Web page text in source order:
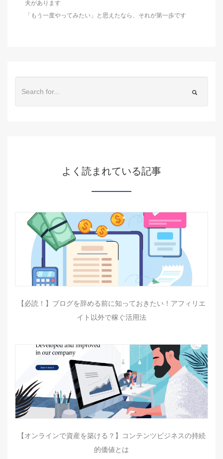
夫があります
「もう一度やってみたい」と思えたなら、それが第一歩です
よく読まれている記事
【必読！】ブログを辞める前に知っておきたい！アフィリエ
イト以外で稼ぐ活用法
【オンラインで資産を築ける？】コンテンツビジネスの持続
的価値とは